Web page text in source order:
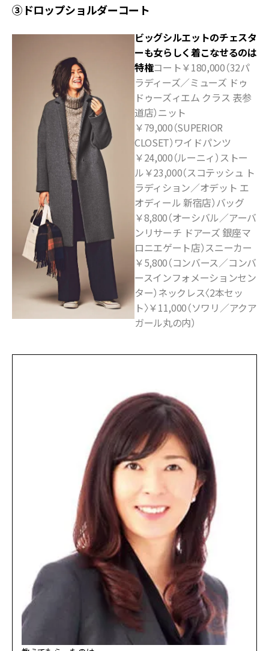
③ドロップショルダーコート
ビッグシルエットのチェスタ
ーも女らしく着こなせるのは
特権コート￥180,000（32パ
ラディーズ／ミューズ ドゥ
ドゥーズィエム クラス 表参
道店）ニット
￥79,000（SUPERIOR
CLOSET）ワイドパンツ
￥24,000（ルーニィ）ストー
ル￥23,000（スコテッシュ ト
ラディション／オデット エ
オディール 新宿店）バッグ
￥8,800（オーシバル／アーバ
ンリサーチ ドアーズ 銀座マ
ロニエゲート店）スニーカー
￥5,800（コンバース／コンバ
ースインフォメーションセン
ター）ネックレス〈2本セッ
ト〉￥11,000（ソワリ／アクア
ガール丸の内）